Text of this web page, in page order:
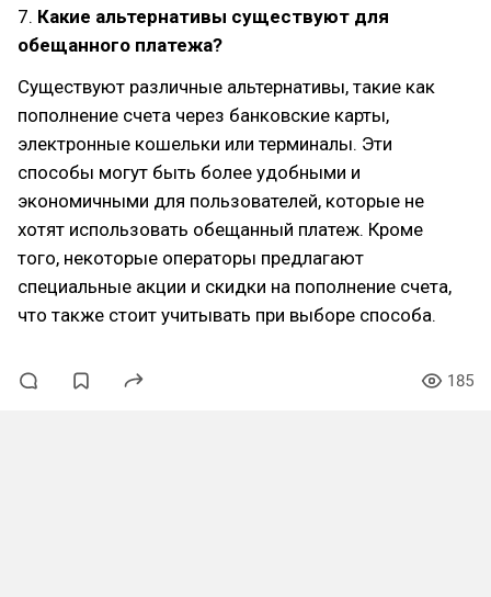
7. Какие альтернативы существуют для
обещанного платежа?
Существуют различные альтернативы, такие как
пополнение счета через банковские карты,
электронные кошельки или терминалы. Эти
способы могут быть более удобными и
экономичными для пользователей, которые не
хотят использовать обещанный платеж. Кроме
того, некоторые операторы предлагают
специальные акции и скидки на пополнение счета,
что также стоит учитывать при выборе способа.
185